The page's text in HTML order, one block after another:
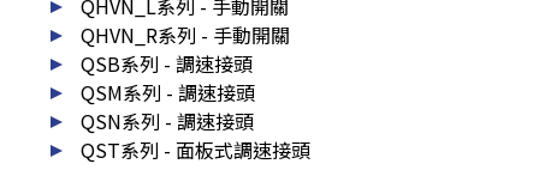
QHVN_L系列 - 手動開關
QHVN_R系列 - 手動開關
QSB系列 - 調速接頭
QSM系列 - 調速接頭
QSN系列 - 調速接頭
QST系列 - 面板式調速接頭